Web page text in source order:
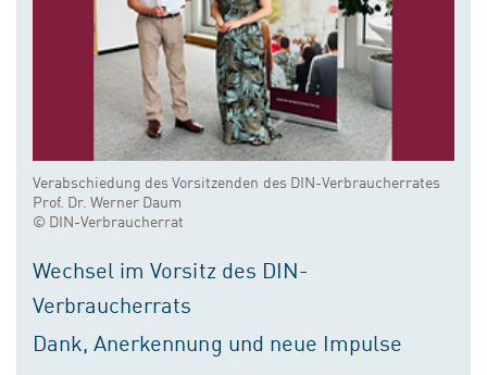
Verabschiedung des Vorsitzenden des DIN-Verbraucherrates
Prof. Dr. Werner Daum
© DIN-Verbraucherrat
Wechsel im Vorsitz des DIN-
Verbraucherrats
Dank, Anerkennung und neue Impulse